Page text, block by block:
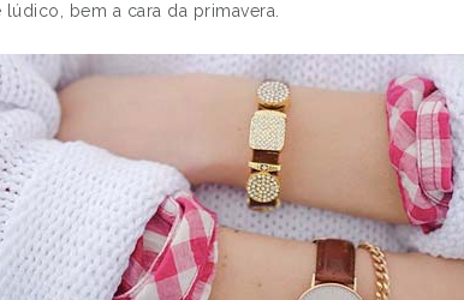
bem a cara da primavera.